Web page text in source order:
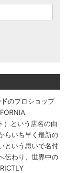
のプロショップ
）という店名の由
らいち早く最新の
という思いで名付
伝わり、世界中の